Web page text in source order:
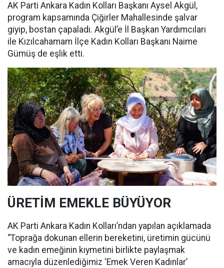
AK Parti Ankara Kadın Kolları Başkanı Aysel Akgül,
program kapsamında Çiğirler Mahallesinde şalvar
giyip, bostan çapaladı. Akgül’e İl Başkan Yardımcıları
ile Kızılcahamam İlçe Kadın Kolları Başkanı Naime
Gümüş de eşlik etti.
ÜRETİM EMEKLE BÜYÜYOR
AK Parti Ankara Kadın Kolları’ndan yapılan açıklamada
“Toprağa dokunan ellerin bereketini, üretimin gücünü
ve kadın emeğinin kıymetini birlikte paylaşmak
amacıyla düzenlediğimiz ‘Emek Veren Kadınlar’